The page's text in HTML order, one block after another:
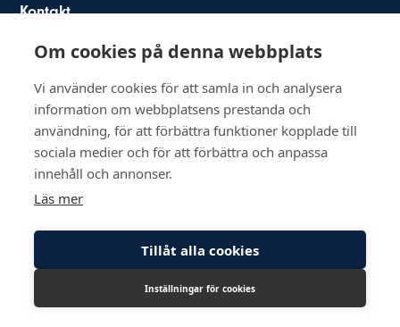
Kontakt
Österögatan 2
info@inkom.se
Org.nr: 556111-8505
© Copyright 2026 Inkom, Industrikomponenter AB
Integritetspolicy
Cookiepolicy Lediga tjänster
Om cookies på denna webbplats
Vi använder cookies för att samla in och analysera
information om webbplatsens prestanda och
användning, för att förbättra funktioner kopplade till
sociala medier och för att förbättra och anpassa
innehåll och annonser.
Läs mer
Tillåt alla cookies
Inställningar för cookies